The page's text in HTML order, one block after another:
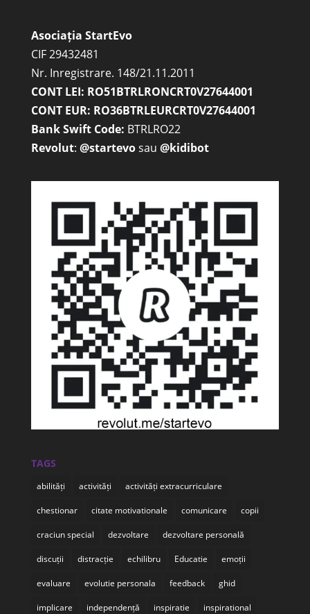
Asociația StartEvo
CIF 29432481
Nr. Inregistrare. 148/21.11.2011
CONT LEI: RO51BTRLRONCRT0V27644001
CONT EUR: RO36BTRLEURCRT0V27644001
Bank Swift Code: BTRLRO22
Revolut: @startevosau @kidibot
TAGS
abilități activități activități extracurriculare
chestionar citate motivationale comunicare copii
craciun special dezvoltare dezvoltare personală
discuții distracție echilibru Educatie emoții
evaluare evolutie personala feedback ghid
implicare independență inspiratie inspirational